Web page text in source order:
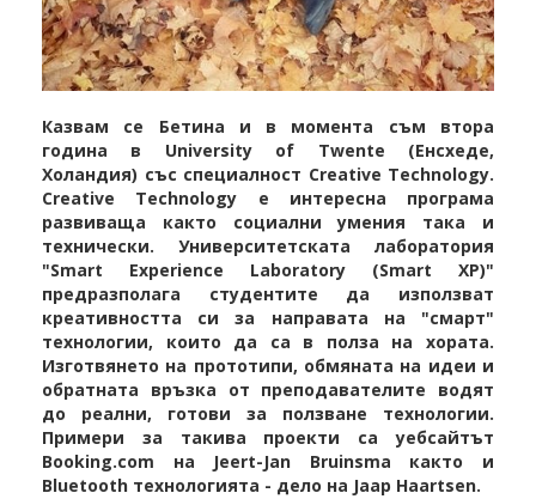
Казвам се Бетина и в момента съм втора
година в University of Twente (Енсхеде,
Холандия) със специалност Creative Technology.
Creative Technology е интересна програма
развиваща както социални умения така и
технически. Университетската лаборатория
"Smart Experience Laboratory (Smart XP)"
предразполага студентите да използват
креативността си за направата на "смарт"
технологии, които да са в полза на хората.
Изготвянето на прототипи, обмяната на идеи и
обратната връзка от преподавателите водят
до реални, готови за ползване технологии.
Примери за такива проекти са уебсайтът
Booking.com на Jeert-Jan Bruinsma както и
Bluetooth технологията - дело на Jaap Haartsen.